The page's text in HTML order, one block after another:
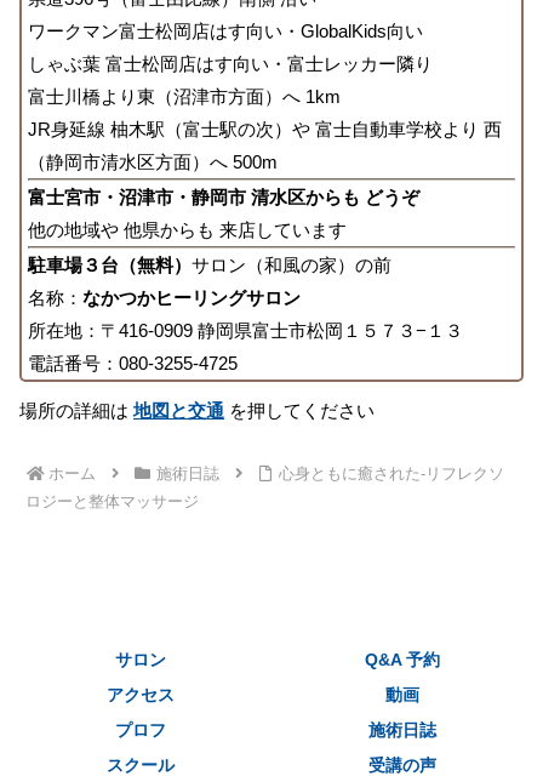
ワークマン富士松岡店はす向い・GlobalKids向い
しゃぶ葉 富士松岡店はす向い・富士レッカー隣り
富士川橋より東（沼津市方面）へ 1km
JR身延線 柚木駅（富士駅の次）や 富士自動車学校より 西
（静岡市清水区方面）へ 500m
富士宮市・沼津市・静岡市 清水区からも どうぞ
他の地域や 他県からも 来店しています
駐車場３台（無料） サロン（和風の家）の前
名称： なかつかヒーリングサロン
所在地：〒416-0909 静岡県富士市松岡１５７３−１３
電話番号：080-3255-4725
場所の詳細は地図と交通 を押してください
ホーム 施術日誌
心身ともに癒された-リフレクソ
ロジーと整体マッサージ
サロン
Q&A 予約
アクセス
動画
プロフ
施術日誌
スクール
受講の声